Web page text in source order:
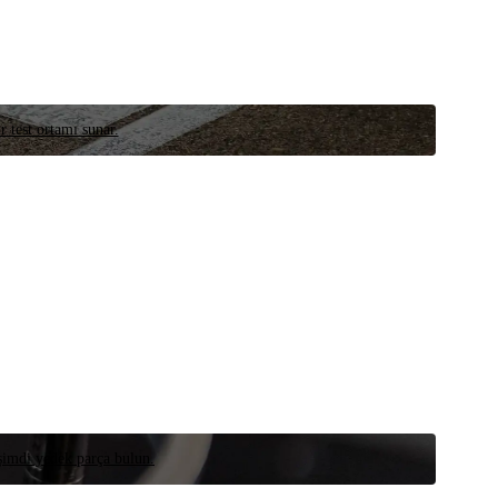
test ortamı sunar.
yedek parça bulun.